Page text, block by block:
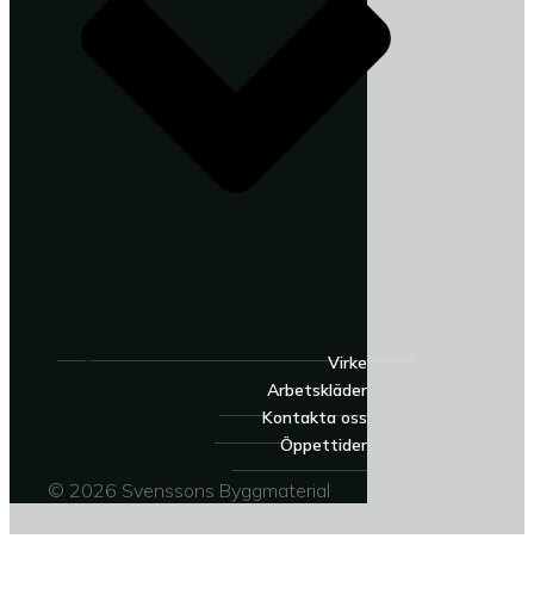
Virke
Arbetskläder
Kontakta oss
Öppettider
© 2026 Svenssons Byggmaterial